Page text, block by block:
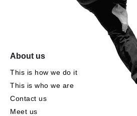
About us
This is how we do it
This is who we are
Contact us
Meet us